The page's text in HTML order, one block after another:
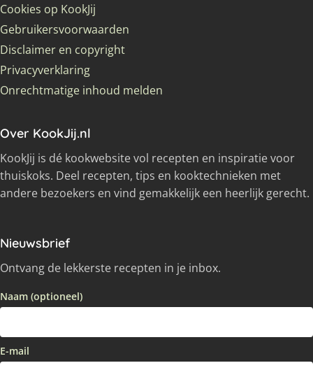
Cookies op KookJij
Gebruikersvoorwaarden
Disclaimer en copyright
Privacyverklaring
Onrechtmatige inhoud melden
Over KookJij.nl
KookJij is dé kookwebsite vol recepten en inspiratie voor
thuiskoks. Deel recepten, tips en kooktechnieken met
andere bezoekers en vind gemakkelijk een heerlijk gerecht.
Nieuwsbrief
Ontvang de lekkerste recepten in je inbox.
Naam (optioneel)
E-mail